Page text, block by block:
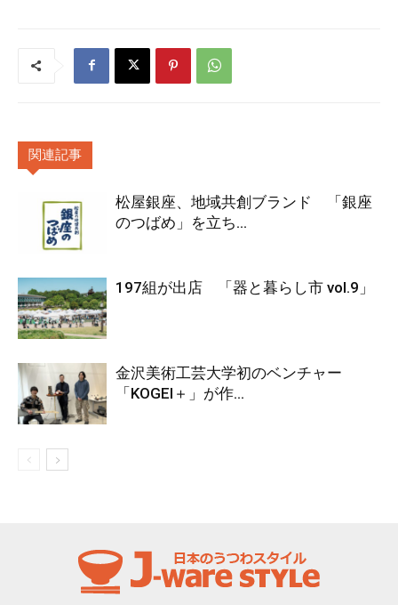
関連記事
松屋銀座、地域共創ブランド 「銀座
のつばめ」を立ち...
197組が出店 「器と暮らし市 vol.9」
金沢美術工芸大学初のベンチャー
「KOGEI＋」が作...